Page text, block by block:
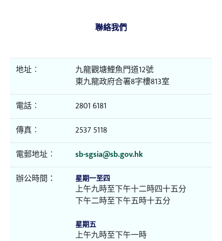
聯絡我們
地址︰
九龍觀塘鯉魚門道12號
東九龍政府合署8字樓813室
電話︰
2801 6181
傳真︰
2537 5118
電郵地址︰
sb-sgsia@sb.gov.hk
辦公時間：
星期一至四
上午九時至下午十二時四十五分
下午二時至下午五時十五分
星期五
上午九時至下午一時